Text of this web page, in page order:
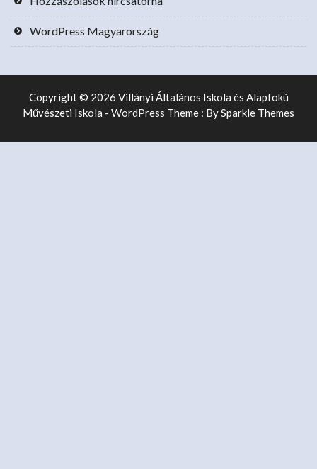
WordPress Magyarország
Copyright © 2026 Villányi Általános Iskola és Alapfokú
Művészeti Iskola - WordPress Theme : BySparkle Themes